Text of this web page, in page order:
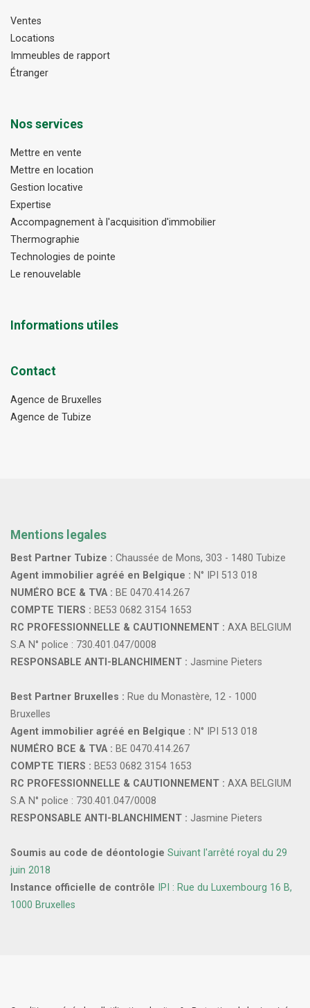
Ventes
Locations
Immeubles de rapport
Étranger
Nos services
Mettre en vente
Mettre en location
Gestion locative
Expertise
Accompagnement à l'acquisition d'immobilier
Thermographie
Technologies de pointe
Le renouvelable
Informations utiles
Contact
Agence de Bruxelles
Agence de Tubize
Mentions legales
Best Partner Tubize : Chaussée de Mons, 303 - 1480 Tubize
Agent immobilier agréé en Belgique : N° IPI 513 018
NUMÉRO BCE & TVA : BE 0470.414.267
COMPTE TIERS : BE53 0682 3154 1653
RC PROFESSIONNELLE & CAUTIONNEMENT : AXA BELGIUM
S.A N° police : 730.401.047/0008
RESPONSABLE ANTI-BLANCHIMENT : Jasmine Pieters
Best Partner Bruxelles : Rue du Monastère, 12 - 1000
Bruxelles
Agent immobilier agréé en Belgique : N° IPI 513 018
NUMÉRO BCE & TVA : BE 0470.414.267
COMPTE TIERS : BE53 0682 3154 1653
RC PROFESSIONNELLE & CAUTIONNEMENT : AXA BELGIUM
S.A N° police : 730.401.047/0008
RESPONSABLE ANTI-BLANCHIMENT : Jasmine Pieters
Soumis au code de déontologie Suivant l'arrêté royal du 29
juin 2018
Instance officielle de contrôle
IPI : Rue du Luxembourg 16 B,
1000 Bruxelles